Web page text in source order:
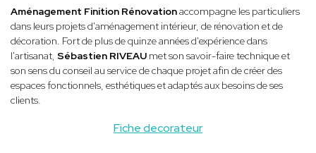
Fiche decorateur
Aménagement Finition Rénovationaccompagne les particuliers
dans leurs projets d'aménagement intérieur, de rénovation et de
décoration. Fort de plus de quinze années d'expérience dans
l'artisanat, Sébastien RIVEAU met son savoir-faire technique et
son sens du conseil au service de chaque projet afin de créer des
espaces fonctionnels, esthétiques et adaptés aux besoins de ses
clients.